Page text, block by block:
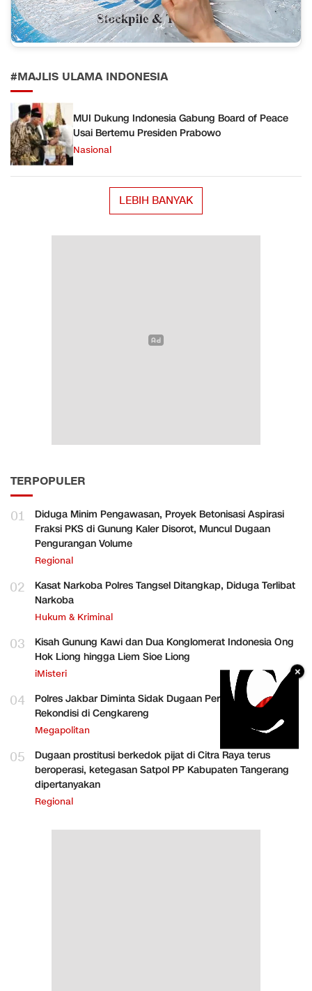
#MAJLIS ULAMA INDONESIA
MUI Dukung Indonesia Gabung Board of Peace
Usai Bertemu Presiden Prabowo
Nasional
LEBIH BANYAK
TERPOPULER
01
Diduga Minim Pengawasan, Proyek Betonisasi Aspirasi
Fraksi PKS di Gunung Kaler Disorot, Muncul Dugaan
Pengurangan Volume
Regional
02
Kasat Narkoba Polres Tangsel Ditangkap, Diduga Terlibat
Narkoba
Hukum & Kriminal
03
Kisah Gunung Kawi dan Dua Konglomerat Indonesia Ong
Hok Liong hingga Liem Sioe Liong
iMisteri
04
Polres Jakbar Diminta Sidak Dugaan Perakitan HP
Rekondisi di Cengkareng
Megapolitan
05
Dugaan prostitusi berkedok pijat di Citra Raya terus
beroperasi, ketegasan Satpol PP Kabupaten Tangerang
dipertanyakan
Regional
×